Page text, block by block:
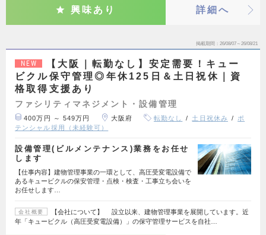
興味あり 詳細へ
掲載期間 26/08/07～26/08/21
NEW
【大阪｜転勤なし】安定需要！キュー
ビクル保守管理◎年休125日＆土日祝休｜資
格取得支援あり
ファシリティマネジメント・設備管理
400万円 ～ 549万円 大阪府 転勤なし 土日祝休み
ポ
テンシャル採用（未経験可）
設備管理(ビルメンテナンス)業務をお任せ
します
【仕事内容】建物管理事業の一環として、高圧受変電設備で
あるキュービクルの保安管理・点検・検査・工事立ち会いを
お任せします…
会社概要
【会社について】 設立以来、建物管理事業を展開しています。近
年「キュービクル（高圧受変電設備）」の保守管理サービスを自社…